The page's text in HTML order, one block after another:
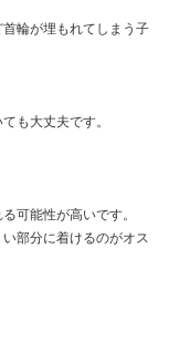
輪が埋もれてしまう子
も大丈夫です。
可能性が高いです。
部分に着けるのがオス